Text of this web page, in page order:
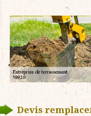
Devis